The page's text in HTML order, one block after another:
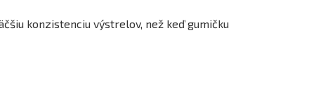
konzistenciu výstrelov, než keď gumičku